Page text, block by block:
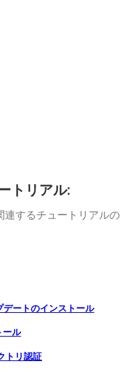
トリアル:
するチュートリアル
ートのインストール
ール
トリ認証